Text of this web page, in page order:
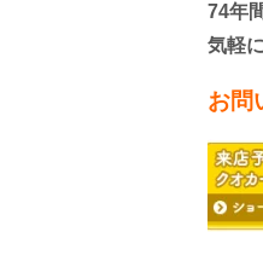
74年
気軽
お問